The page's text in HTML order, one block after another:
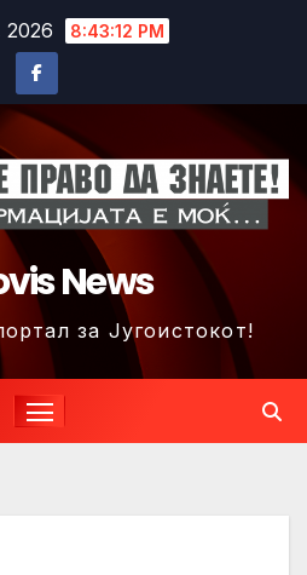
2026 8:43:15 PM
News
за Југоистокот!